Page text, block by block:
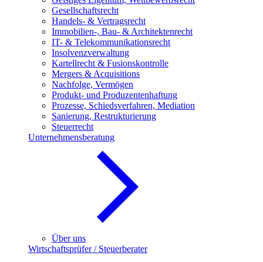
Gesellschaftsrecht
Handels- & Vertragsrecht
Immobilien-, Bau- & Architektenrecht
IT- & Telekommunikationsrecht
Insolvenzverwaltung
Kartellrecht & Fusionskontrolle
Mergers & Acquisitions
Nachfolge, Vermögen
Produkt- und Produzentenhaftung
Prozesse, Schiedsverfahren, Mediation
Sanierung, Restrukturierung
Steuerrecht
Unternehmensberatung
Über uns
Wirtschaftsprüfer / Steuerberater